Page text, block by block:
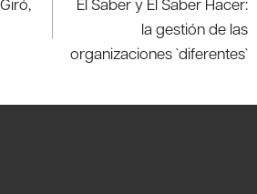
la gestión de las
organizaciones `diferentes`